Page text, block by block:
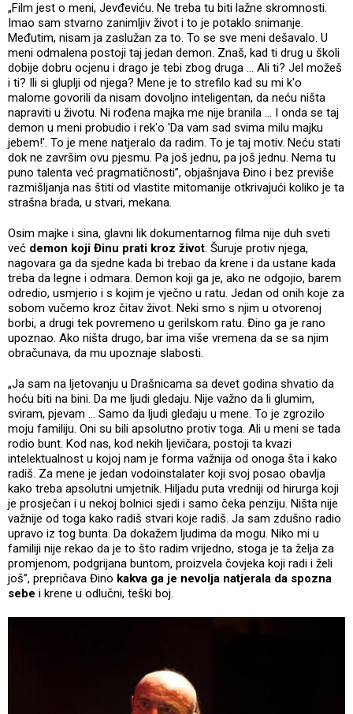
„Film jest o meni, Jevđeviću. Ne treba tu biti lažne skromnosti.
Imao sam stvarno zanimljiv život i to je potaklo snimanje.
Međutim, nisam ja zaslužan za to. To se sve meni dešavalo. U
meni odmalena postoji taj jedan demon. Znaš, kad ti drug u školi
dobije dobru ocjenu i drago je tebi zbog druga ... Ali ti? Jel možeš
i ti? Ili si gluplji od njega? Mene je to strefilo kad su mi k'o
malome govorili da nisam dovoljno inteligentan, da neću ništa
napraviti u životu. Ni rođena majka me nije branila ... I onda se taj
demon u meni probudio i rek'o 'Da vam sad svima milu majku
jebem!'. To je mene natjeralo da radim. To je taj motiv. Neću stati
dok ne završim ovu pjesmu. Pa još jednu, pa još jednu. Nema tu
puno talenta već pragmatičnosti”, objašnjava Đino i bez previše
razmišljanja nas štiti od vlastite mitomanije otkrivajući koliko je ta
strašna brada, u stvari, mekana.
Osim majke i sina, glavni lik dokumentarnog filma nije duh sveti
već demon koji Đinu prati kroz život. Šuruje protiv njega,
nagovara ga da sjedne kada bi trebao da krene i da ustane kada
treba da legne i odmara. Demon koji ga je, ako ne odgojio, barem
odredio, usmjerio i s kojim je vječno u ratu. Jedan od onih koje za
sobom vučemo kroz čitav život. Neki smo s njim u otvorenoj
borbi, a drugi tek povremeno u gerilskom ratu. Đino ga je rano
upoznao. Ako ništa drugo, bar ima više vremena da se sa njim
obračunava, da mu upoznaje slabosti.
„Ja sam na ljetovanju u Drašnicama sa devet godina shvatio da
hoću biti na bini. Da me ljudi gledaju. Nije važno da li glumim,
sviram, pjevam ... Samo da ljudi gledaju u mene. To je zgrozilo
moju familiju. Oni su bili apsolutno protiv toga. Ali u meni se tada
rodio bunt. Kod nas, kod nekih ljevičara, postoji ta kvazi
intelektualnost u kojoj nam je forma važnija od onoga šta i kako
radiš. Za mene je jedan vodoinstalater koji svoj posao obavlja
kako treba apsolutni umjetnik. Hiljadu puta vredniji od hirurga koji
je prosječan i u nekoj bolnici sjedi i samo čeka penziju. Ništa nije
važnije od toga kako radiš stvari koje radiš. Ja sam zdušno radio
upravo iz tog bunta. Da dokažem ljudima da mogu. Niko mi u
familiji nije rekao da je to što radim vrijedno, stoga je ta želja za
promjenom, podgrijana buntom, proizvela čovjeka koji radi i želi
još”, prepričava Đino kakva ga je nevolja natjerala da spozna
sebe i krene u odlučni, teški boj.